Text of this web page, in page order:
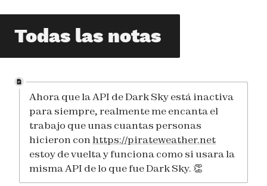
Todas las notas
Ahora que la API de Dark Sky está inactiva
para siempre, realmente me encanta el
trabajo que unas cuantas personas
hicieron conhttps://pirateweather.net
estoy de vuelta y funciona como si usara la
misma API de lo que fue Dark Sky. 👏